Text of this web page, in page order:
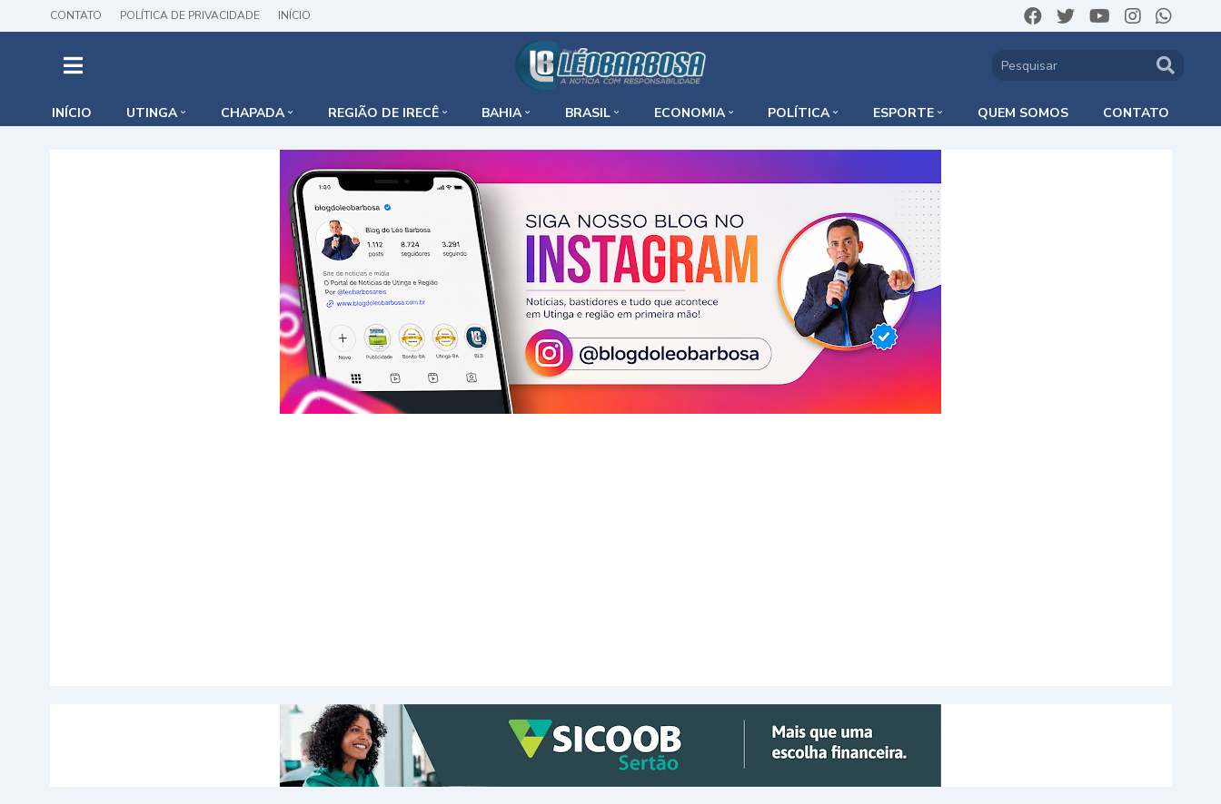
CONTATO POLÍTICA DE PRIVACIDADE INÍCIO
INÍCIO UTINGA CHAPADA REGIÃO DE IRECÊ BAHIA BRASIL ECONOMIA POLÍTICA ESPORTE QUEM SOMOS CONTATO